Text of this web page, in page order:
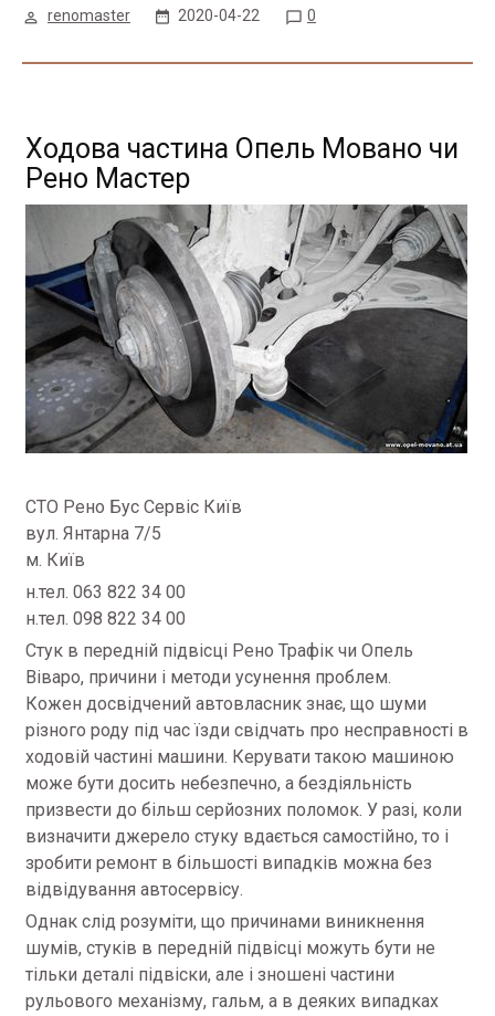
renomaster 2020-04-22 0
Ходова частина Опель Мовано чи
Рено Мастер
СТО Рено Бус Сервіс Київ
вул. Янтарна 7/5
м. Київ
н.тел. 063 822 34 00
н.тел. 098 822 34 00
Стук в передній підвісці Рено Трафік чи Опель
Віваро, причини і методи усунення проблем.
Кожен досвідчений автовласник знає, що шуми
різного роду під час їзди свідчать про несправності в
ходовій частині машини. Керувати такою машиною
може бути досить небезпечно, а бездіяльність
призвести до більш серйозних поломок. У разі, коли
визначити джерело стуку вдається самостійно, то і
зробити ремонт в більшості випадків можна без
відвідування автосервісу.
Однак слід розуміти, що причинами виникнення
шумів, стуків в передній підвісці можуть бути не
тільки деталі підвіски, але і зношені частини
рульового механізму, гальм, а в деяких випадках